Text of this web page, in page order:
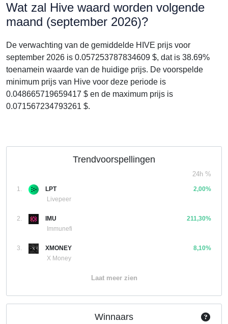
Wat zal Hive waard worden volgende
maand (september 2026)?
De verwachting van de gemiddelde HIVE prijs voor
september 2026 is 0.057253787834609 $, dat is 38.69%
toenamein waarde van de huidige prijs. De voorspelde
minimum prijs van Hive voor deze periode is
0.048665719659417 $ en de maximum prijs is
0.071567234793261 $.
Trendvoorspellingen
24h %
1.
LPT
Livepeer
2,00%
2.
IMU
Immunefi
211,30%
3.
XMONEY
X Money
8,10%
Laat meer zien
Winnaars